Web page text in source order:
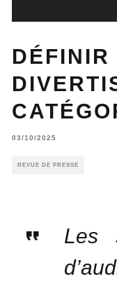
DÉFINIR
03/10/2025
REVUE DE PRESSE
Les